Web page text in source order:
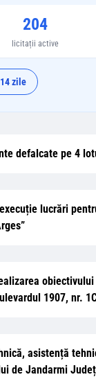
204
licitații active
zile
defalcate pe 4
lucrări
1907, nr.
asistență
de Jandarmi